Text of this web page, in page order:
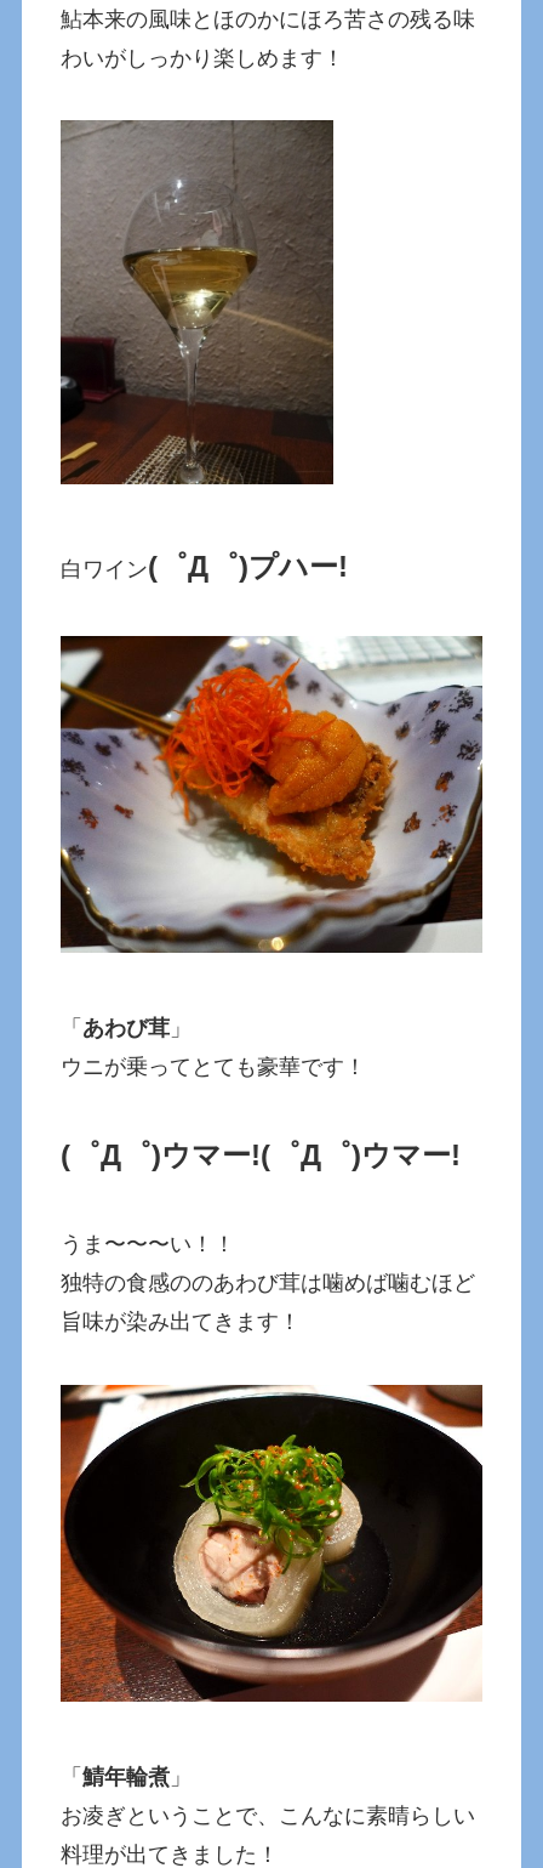
鮎本来の風味とほのかにほろ苦さの残る味
わいがしっかり楽しめます！
白ワイン(゜Д゜)プハー!
「 あわび茸 」
ウニが乗ってとても豪華です！
(゜Д゜)ウマー!(゜Д゜)ウマー!
うま〜〜〜い！！
独特の食感ののあわび茸は噛めば噛むほど
旨味が染み出てきます！
「鯖年輪煮 」
お凌ぎということで、こんなに素晴らしい
料理が出てきました！